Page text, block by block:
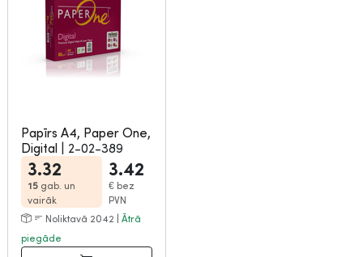
Papīrs A4, Paper One,
Digital | 2-02-389
3.32
15 gab. un
vairāk
3.42
€ bez
PVN
Noliktavā 2042 | Ātrā
piegāde